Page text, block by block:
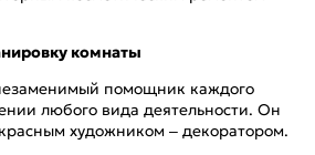
комнаты
помощник каждого
любого вида деятельности. Он
художником – декоратором.